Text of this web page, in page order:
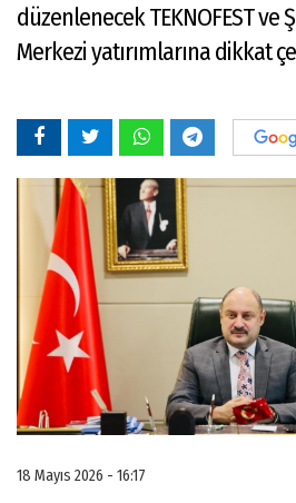
düzenlenecek TEKNOFEST ve
Merkezi yatırımlarına dikkat
18 Mayıs 2026 - 16:17